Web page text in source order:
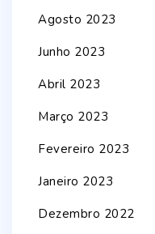
Agosto 2023
Junho 2023
Abril 2023
Março 2023
Fevereiro 2023
Janeiro 2023
Dezembro 2022